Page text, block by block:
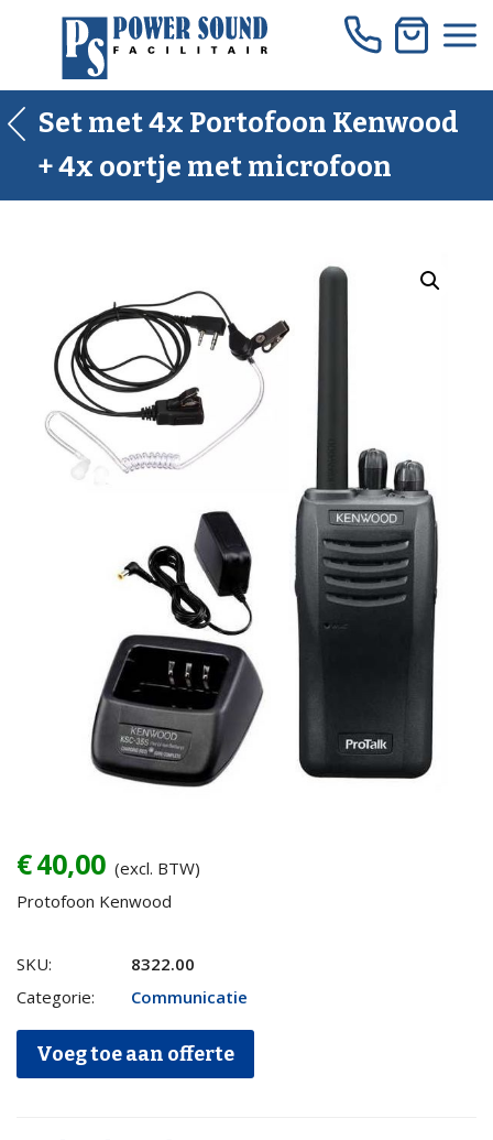
Set met 4x Portofoon Kenwood
+ 4x oortje met microfoon
€40,00 (excl. BTW)
Protofoon Kenwood
Set
met
4x
Portofoon
SKU:
8322.00
Categorie:
Communicatie
Voeg toe aan offerte